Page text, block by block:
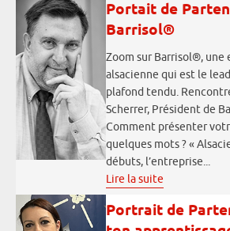
Portait de
Barrisol®
Zoom sur Barrisol®, une
alsacienne qui est le
plafond tendu.
Scherrer, Président de
Comment présenter
quelques mots ? «
débuts, l’entreprise...
Lire la suite
Portrait de